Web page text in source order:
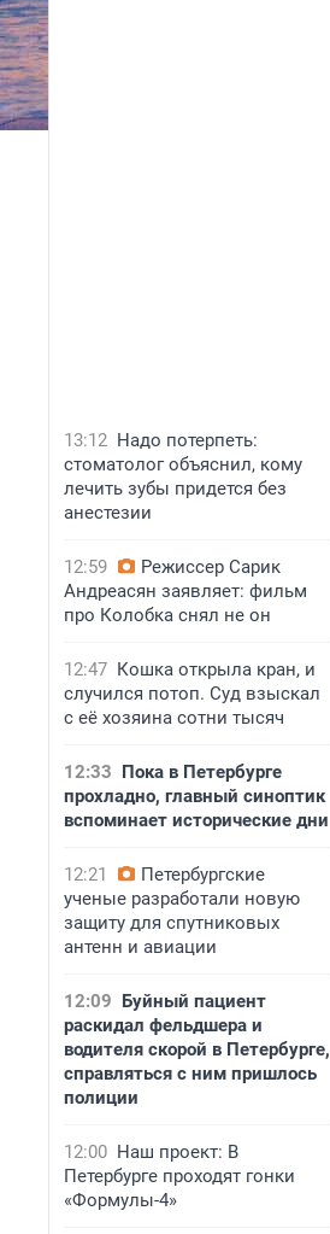
13:12 Надо потерпеть:
стоматолог объяснил, кому
лечить зубы придется без
анестезии
12:59
Режиссер Сарик
Андреасян заявляет: фильм
про Колобка снял не он
12:47 Кошка открыла кран, и
случился потоп. Суд взыскал
с её хозяина сотни тысяч
12:33 Пока в Петербурге
прохладно, главный синоптик
вспоминает исторические дни
12:21
Петербургские
ученые разработали новую
защиту для спутниковых
антенн и авиации
12:09 Буйный пациент
раскидал фельдшера и
водителя скорой в Петербурге,
справляться с ним пришлось
полиции
12:00 Наш проект: В
Петербурге проходят гонки
«Формулы-4»